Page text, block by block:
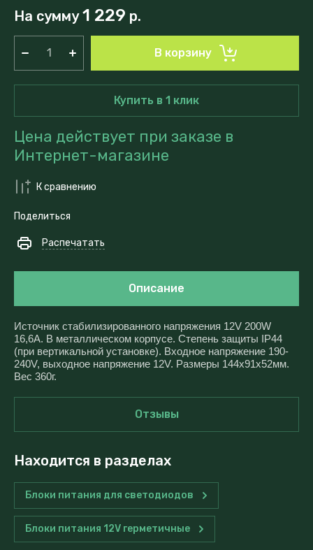
На сумму 1 229 р.
В корзину
Купить в 1 клик
Цена действует при заказе в
Интернет-магазине
К сравнению
Поделиться
Распечатать
Описание
Источник стабилизированного напряжения 12V 200W
16,6A. В металлическом корпусе. Степень защиты IP44
(при вертикальной установке). Входное напряжение 190-
240V, выходное напряжение 12V. Размеры 144x91x52мм.
Вес 360г.
Отзывы
Находится в разделах
Блоки питания для светодиодов
Блоки питания 12V герметичные